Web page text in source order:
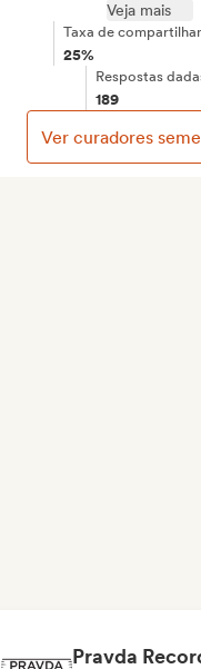
Veja mais
Taxa de
25%
Respostas
189
Ver curadores
Pravda